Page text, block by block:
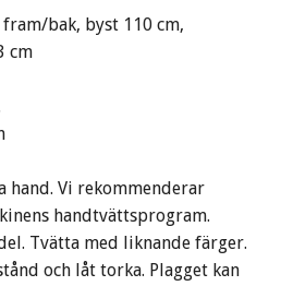
bak, byst 110 cm,
cm
hand. Vi rekommenderar
handtvättsprogram.
Tvätta med liknande färger.
och låt torka. Plagget kan